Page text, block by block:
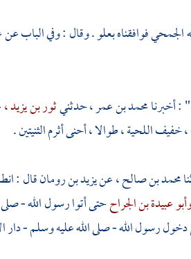
الجمحيفوافقناه بعلو . وقال : وفي الباب عن
أخبرنامحمد بن عمر ،حدثنيثور بن يزيد ،
اللحية ، طوالا ، أحنى أثرم الثنيتين .
محمد بن صالح ،عنيزيد بن رومانقال :
عبيدة بن الجراححتى أتوا رسول الله -
رسول الله - صلى الله عليه وسلم -دار